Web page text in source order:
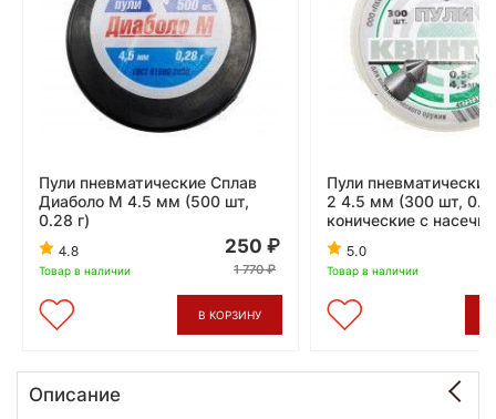
Пули пневматические Сплав
Диаболо М 4.5 мм (500 шт,
0.28 г)
4.8
Товар в наличии
250
1 770
В КОРЗИНУ
Пули
2 4.5 мм (300 шт, 0.5
конические с
5.0
Товар в наличии
Описание